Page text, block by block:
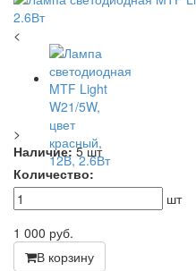
<
>
Наличие: 5 шт
Количество:
шт
1 000 руб.
В корзину